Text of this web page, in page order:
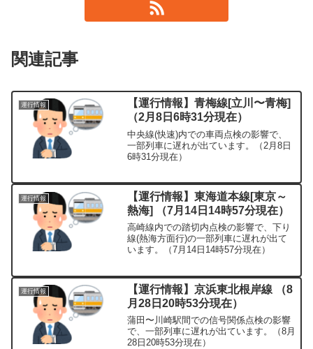
関連記事
運行情報
【運行情報】青梅線[立川〜青梅]
（2月8日6時31分現在）
中央線(快速)内での車両点検の影響で、
一部列車に遅れが出ています。（2月8日
6時31分現在）
運行情報
【運行情報】東海道本線[東京～
熱海] （7月14日14時57分現在）
高崎線内での踏切内点検の影響で、下り
線(熱海方面行)の一部列車に遅れが出て
います。（7月14日14時57分現在）
運行情報
【運行情報】京浜東北根岸線 （8
月28日20時53分現在）
蒲田〜川崎駅間での信号関係点検の影響
で、一部列車に遅れが出ています。（8月
28日20時53分現在）